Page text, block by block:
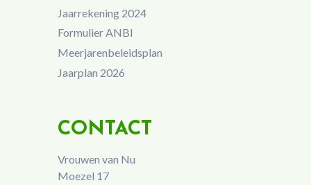
Jaarrekening 2024
Formulier ANBI
Meerjarenbeleidsplan
Jaarplan 2026
CONTACT
Vrouwen van Nu
Moezel 17